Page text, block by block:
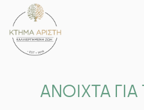
content
ΑΝΟΙΧΤΑ